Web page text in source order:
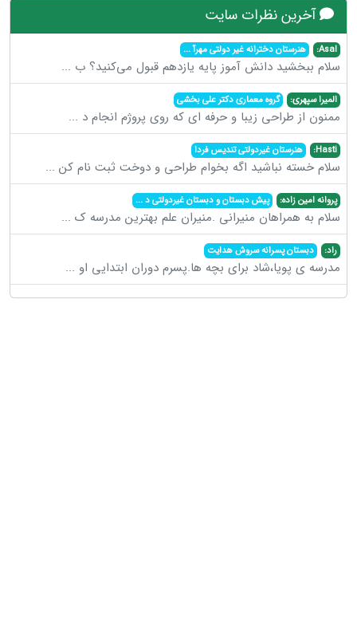
آخرین نظرات سایت
Asal: هنرستان دخترانه غیر دولتی مهرآ...
سلام ببخشید دانش آموز پایه یازدهم قبول می‌کنید؟ ب ...
المیرا سپهری: گروه معماری دکتر علی بخشی
ممنون از طراحی زیبا و حرفه ای که روی پروژم انجام د ...
Hasti: هنرستان غیردولتی تندیس فردا
سلام خسته نباشید اگه بخوام طراحی و دوخت ثبت نام کن ...
پروانه امین زاده: پیش دبستان و دبستان غیردولتی د...
سلام به همراهان منیرانی .منیران علم بهترین مدرسه ک ...
راد: دبستان پسرانه سروش هدایت
مدرسه ی پویا،شاد برای بچه ها.پسرم دوران ابتدایی او ...